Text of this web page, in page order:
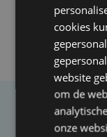
cookies
website
om de
onze